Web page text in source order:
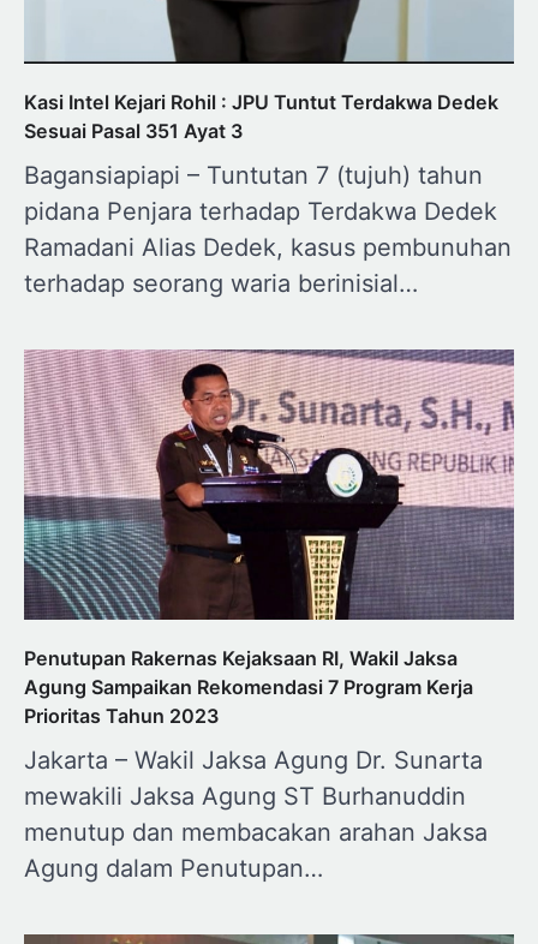
Kasi Intel Kejari Rohil : JPU Tuntut Terdakwa Dedek
Sesuai Pasal 351 Ayat 3
Bagansiapiapi – Tuntutan 7 (tujuh) tahun
pidana Penjara terhadap Terdakwa Dedek
Ramadani Alias Dedek, kasus pembunuhan
terhadap seorang waria berinisial…
Penutupan Rakernas Kejaksaan RI, Wakil Jaksa
Agung Sampaikan Rekomendasi 7 Program Kerja
Prioritas Tahun 2023
Jakarta – Wakil Jaksa Agung Dr. Sunarta
mewakili Jaksa Agung ST Burhanuddin
menutup dan membacakan arahan Jaksa
Agung dalam Penutupan…